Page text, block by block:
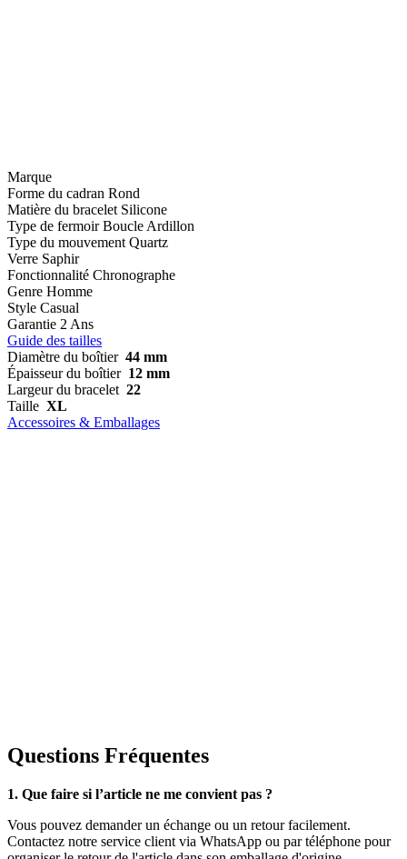
Marque
Forme du cadran Rond
Matière du bracelet Silicone
Type de fermoir Boucle Ardillon
Type du mouvement Quartz
Verre Saphir
Fonctionnalité Chronographe
Genre Homme
Style Casual
Garantie 2 Ans
Guide des tailles
Diamètre du boîtier 44 mm
Épaisseur du boîtier 12 mm
Largeur du bracelet 22
Taille XL
Accessoires & Emballages
Questions Fréquentes
1. Que faire si l’article ne me convient pas ?
Vous pouvez demander un échange ou un retour facilement.
Contactez notre service client via WhatsApp ou par téléphone pour